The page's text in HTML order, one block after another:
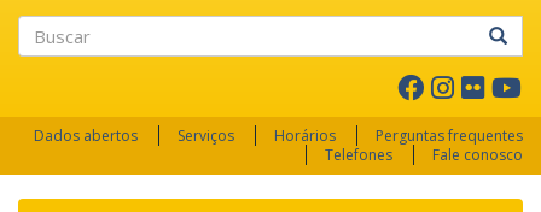
Dados abertos Serviços Horários
Perguntas frequentes
Telefones
Fale conosco